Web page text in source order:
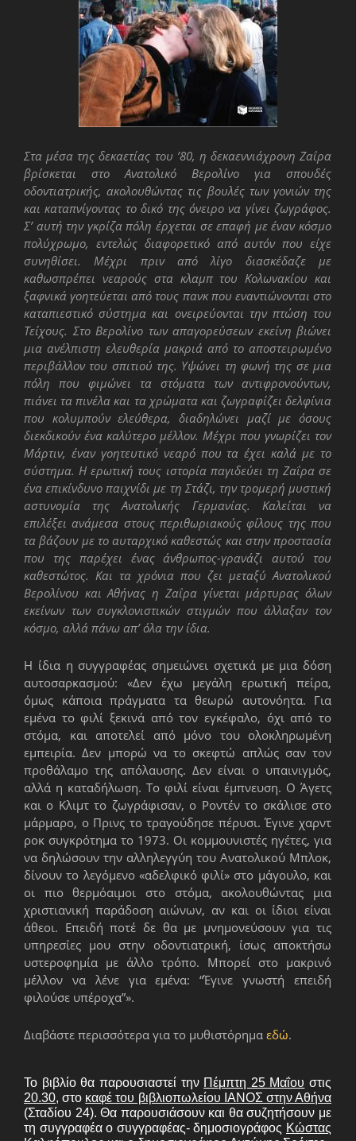
Στα μέσα της δεκαετίας του ’80, η δεκαεννιάχρονη Ζαΐρα
βρίσκεται στο Ανατολικό Βερολίνο για σπουδές
οδοντιατρικής, ακολουθώντας τις βουλές των γονιών της
και καταπνίγοντας το δικό της όνειρο να γίνει ζωγράφος.
Σ’ αυτή την γκρίζα πόλη έρχεται σε επαφή με έναν κόσμο
πολύχρωμο, εντελώς διαφορετικό από αυτόν που είχε
συνηθίσει. Μέχρι πριν από λίγο διασκέδαζε με
καθωσπρέπει νεαρούς στα κλαμπ του Κολωνακίου και
ξαφνικά γοητεύεται από τους πανκ που εναντιώνονται στο
καταπιεστικό σύστημα και ονειρεύονται την πτώση του
Τείχους. Στο Βερολίνο των απαγορεύσεων εκείνη βιώνει
μια ανέλπιστη ελευθερία μακριά από το αποστειρωμένο
περιβάλλον του σπιτιού της. Υψώνει τη φωνή της σε μια
πόλη που φιμώνει τα στόματα των αντιφρονούντων,
πιάνει τα πινέλα και τα χρώματα και ζωγραφίζει δελφίνια
που κολυμπούν ελεύθερα, διαδηλώνει μαζί με όσους
διεκδικούν ένα καλύτερο μέλλον. Μέχρι που γνωρίζει τον
Μάρτιν, έναν γοητευτικό νεαρό που τα έχει καλά με το
σύστημα. Η ερωτική τους ιστορία παγιδεύει τη Ζαΐρα σε
ένα επικίνδυνο παιχνίδι με τη Στάζι, την τρομερή μυστική
αστυνομία της Ανατολικής Γερμανίας. Καλείται να
επιλέξει ανάμεσα στους περιθωριακούς φίλους της που
τα βάζουν με το αυταρχικό καθεστώς και στην προστασία
που της παρέχει ένας άνθρωπος-γρανάζι αυτού του
καθεστώτος. Και τα χρόνια που ζει μεταξύ Ανατολικού
Βερολίνου και Αθήνας η Ζαΐρα γίνεται μάρτυρας όλων
εκείνων των συγκλονιστικών στιγμών που άλλαξαν τον
κόσμο, αλλά πάνω απ’ όλα την ίδια.
Η ίδια η συγγραφέας σημειώνει σχετικά με μια δόση
αυτοσαρκασμού: «Δεν έχω µεγάλη ερωτική πείρα,
όµως κάποια πράγµατα τα θεωρώ αυτονόητα. Για
εµένα το φιλί ξεκινά από τον εγκέφαλο, όχι από το
στόµα, και αποτελεί από µόνο του ολοκληρωµένη
εµπειρία. Δεν µπορώ να το σκεφτώ απλώς σαν τον
προθάλαµο της απόλαυσης. Δεν είναι ο υπαινιγµός,
αλλά η καταδήλωση. Το φιλί είναι έµπνευση. Ο Άγετς
και ο Κλιµτ το ζωγράφισαν, ο Ροντέν το σκάλισε στο
µάρµαρο, ο Πρινς το τραγούδησε πέρυσι. Έγινε χαρντ
ροκ συγκρότηµα το 1973. Οι κοµµουνιστές ηγέτες, για
να δηλώσουν την αλληλεγγύη του Ανατολικού Μπλοκ,
δίνουν το λεγόµενο «αδελφικό φιλί» στο µάγουλο, και
οι πιο θερµόαιµοι στο στόµα, ακολουθώντας µια
χριστιανική παράδοση αιώνων, αν και οι ίδιοι είναι
άθεοι. Επειδή ποτέ δε θα µε µνηµονεύσουν για τις
υπηρεσίες µου στην οδοντιατρική, ίσως αποκτήσω
υστεροφηµία µε άλλο τρόπο. Μπορεί στο µακρινό
µέλλον να λένε για εµένα: “Έγινε γνωστή επειδή
φιλούσε υπέροχα”».
Διαβάστε περισσότερα για το μυθιστόρημα εδώ.
Το βιβλίο θα παρουσιαστεί την Πέμπτη 25 Μαΐου στις
20.30, στο καφέ του βιβλιοπωλείου ΙΑΝΟΣ στην Αθήνα
(Σταδίου 24). Θα παρουσιάσουν και θα συζητήσουν με
τη συγγραφέα ο συγγραφέας- δημοσιογράφος Κώστας